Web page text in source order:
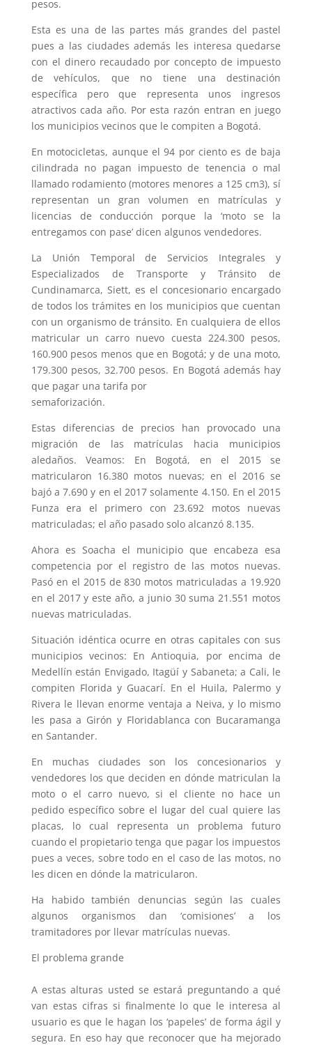
pesos.
Esta es una de las partes más grandes del pastel
pues a las ciudades además les interesa quedarse
con el dinero recaudado por concepto de impuesto
de vehículos, que no tiene una destinación
específica pero que representa unos ingresos
atractivos cada año. Por esta razón entran en juego
los municipios vecinos que le compiten a Bogotá.
En motocicletas, aunque el 94 por ciento es de baja
cilindrada no pagan impuesto de tenencia o mal
llamado rodamiento (motores menores a 125 cm3), sí
representan un gran volumen en matrículas y
licencias de conducción porque la ‘moto se la
entregamos con pase’ dicen algunos vendedores.
La Unión Temporal de Servicios Integrales y
Especializados de Transporte y Tránsito de
Cundinamarca, Siett, es el concesionario encargado
de todos los trámites en los municipios que cuentan
con un organismo de tránsito. En cualquiera de ellos
matricular un carro nuevo cuesta 224.300 pesos,
160.900 pesos menos que en Bogotá; y de una moto,
179.300 pesos, 32.700 pesos. En Bogotá además hay
que pagar una tarifa por
semaforización.
Estas diferencias de precios han provocado una
migración de las matrículas hacia municipios
aledaños. Veamos: En Bogotá, en el 2015 se
matricularon 16.380 motos nuevas; en el 2016 se
bajó a 7.690 y en el 2017 solamente 4.150. En el 2015
Funza era el primero con 23.692 motos nuevas
matriculadas; el año pasado solo alcanzó 8.135.
Ahora es Soacha el municipio que encabeza esa
competencia por el registro de las motos nuevas.
Pasó en el 2015 de 830 motos matriculadas a 19.920
en el 2017 y este año, a junio 30 suma 21.551 motos
nuevas matriculadas.
Situación idéntica ocurre en otras capitales con sus
municipios vecinos: En Antioquia, por encima de
Medellín están Envigado, Itagüí y Sabaneta; a Cali, le
compiten Florida y Guacarí. En el Huila, Palermo y
Rivera le llevan enorme ventaja a Neiva, y lo mismo
les pasa a Girón y Floridablanca con Bucaramanga
en Santander.
En muchas ciudades son los concesionarios y
vendedores los que deciden en dónde matriculan la
moto o el carro nuevo, si el cliente no hace un
pedido específico sobre el lugar del cual quiere las
placas, lo cual representa un problema futuro
cuando el propietario tenga que pagar los impuestos
pues a veces, sobre todo en el caso de las motos, no
les dicen en dónde la matricularon.
Ha habido también denuncias según las cuales
algunos organismos dan ‘comisiones’ a los
tramitadores por llevar matrículas nuevas.
El problema grande
A estas alturas usted se estará preguntando a qué
van estas cifras si finalmente lo que le interesa al
usuario es que le hagan los ‘papeles’ de forma ágil y
segura. En eso hay que reconocer que ha mejorado